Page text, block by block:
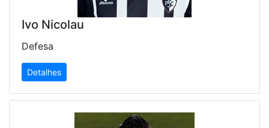
Ivo Nicolau
Defesa
Detalhes